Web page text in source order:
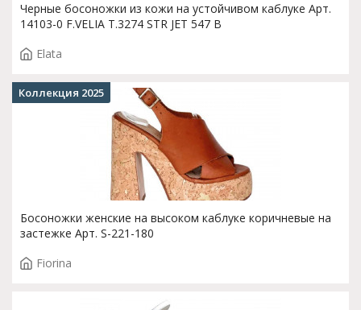
Черные босоножки из кожи на устойчивом каблуке Арт.
14103-0 F.VELIA T.3274 STR JET 547 B
Elata
Босоножки женские на высоком каблуке коричневые на
застежке Арт. S-221-180
Fiorina
Коллекция 2025